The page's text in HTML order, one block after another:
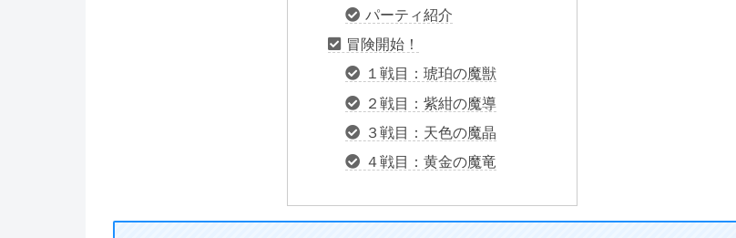
パーティ紹介
冒険開始！
１戦目：琥珀の魔獣
２戦目：紫紺の魔導
３戦目：天色の魔晶
４戦目：黄金の魔竜